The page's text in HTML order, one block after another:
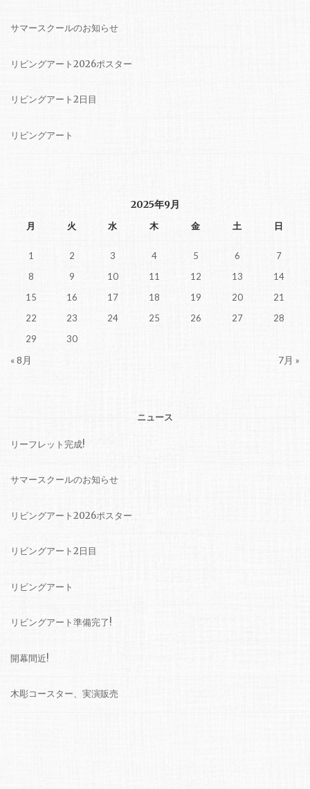
サマースクールのお知らせ
リビングアート2026ポスター
リビングアート2日目
リビングアート
2025年9月
月 火 水 木 金 土 日
« 8月 7月 »
1 2 3 4 5 6
7
8
9 10 11 12 13
14
15
16 17 18 19 20
21
22
23 24 25 26 27
28
29
30
ニュース
リーフレット完成!
サマースクールのお知らせ
リビングアート2026ポスター
リビングアート2日目
リビングアート
リビングアート準備完了!
開幕間近!
木彫コースター、実演販売